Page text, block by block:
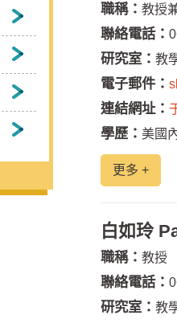
職稱： 教授
聯絡電話：
研究室： 教
電子郵件：
連結網址：
學歷： 美國
更多 +
白如玲
職稱： 教授
聯絡電話：
研究室： 教